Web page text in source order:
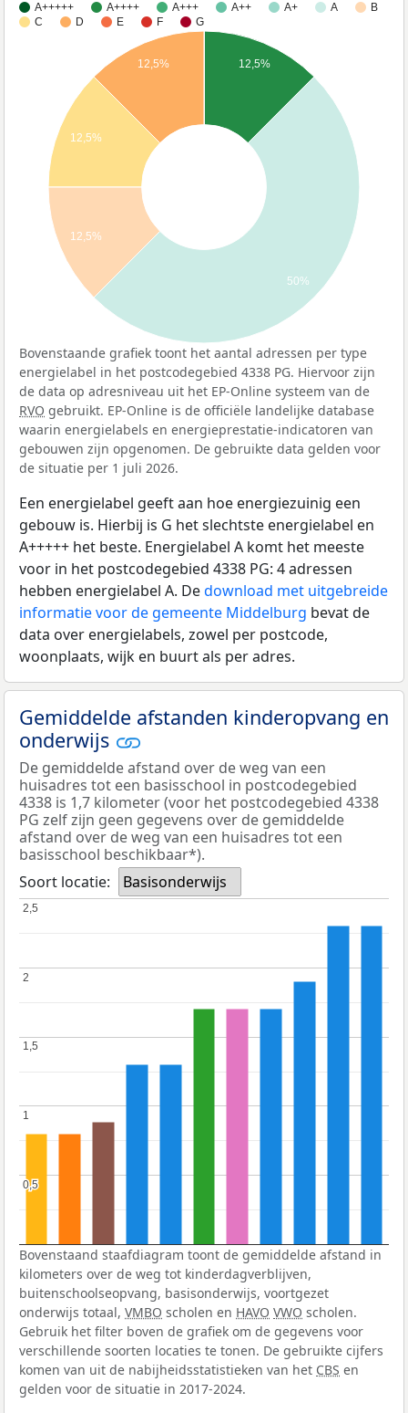
A+++++ A++++ A+++ A++ A+ A
B
C
D E F G
12,5%
12,5%
12,5%
12,5%
50%
Bovenstaande grafiek toont het aantal adressen per type
energielabel in het postcodegebied 4338 PG. Hiervoor zijn
de data op adresniveau uit het EP-Online systeem van de
RVO gebruikt. EP-Online is de officiële landelijke database
waarin energielabels en energieprestatie-indicatoren van
gebouwen zijn opgenomen. De gebruikte data gelden voor
de situatie per 1 juli 2026.
Een energielabel geeft aan hoe energiezuinig een
gebouw is. Hierbij is G het slechtste energielabel en
A+++++ het beste. Energielabel A komt het meeste
voor in het postcodegebied 4338 PG: 4 adressen
hebben energielabel A. Dedownload met uitgebreide
informatie voor de gemeente Middelburg bevat de
data over energielabels, zowel per postcode,
woonplaats, wijk en buurt als per adres.
Gemiddelde afstanden kinderopvang en
onderwijs
De gemiddelde afstand over de weg van een
huisadres tot een basisschool in postcodegebied
4338 is 1,7 kilometer (voor het postcodegebied 4338
PG zelf zijn geen gegevens over de gemiddelde
afstand over de weg van een huisadres tot een
basisschool beschikbaar*).
Soort locatie:
Basisonderwijs
0,5
0,5
1
1
1,5
1,5
2
2
2,5
2,5
Bovenstaand staafdiagram toont de gemiddelde afstand in
kilometers over de weg tot kinderdagverblijven,
buitenschoolseopvang, basisonderwijs, voortgezet
onderwijs totaal, VMBO scholen en HAVO VWO scholen.
Gebruik het filter boven de grafiek om de gegevens voor
verschillende soorten locaties te tonen. De gebruikte cijfers
komen van uit de nabijheidsstatistieken van het CBS en
gelden voor de situatie in 2017-2024.